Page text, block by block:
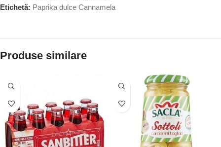
Etichetă: Paprika dulce Cannamela
Produse similare